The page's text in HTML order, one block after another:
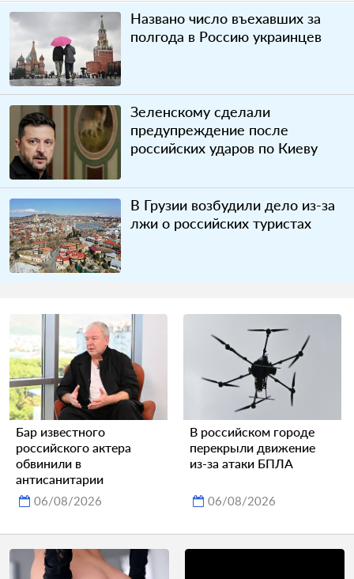
Названо число въехавших за
полгода в Россию украинцев
Зеленскому сделали
предупреждение после
российских ударов по Киеву
В Грузии возбудили дело из-за
лжи о российских туристах
Бар известного
российского актера
обвинили в
антисанитарии
06/08/2026
В российском городе
перекрыли движение
из-за атаки БПЛА
06/08/2026